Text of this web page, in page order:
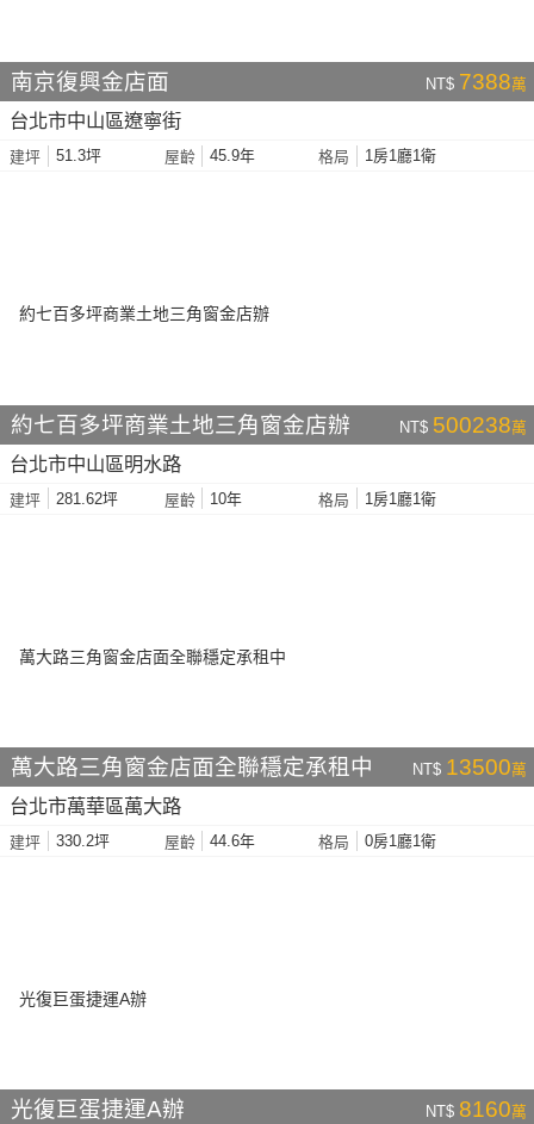
南京復興金店面 NT$ 7388萬
台北市中山區遼寧街
建坪 51.3坪 屋齡 45.9年 格局 1房1廳1衛
約七百多坪商業土地三角窗金店辦 NT$ 500238萬
台北市中山區明水路
建坪 281.62坪 屋齡 10年 格局 1房1廳1衛
萬大路三角窗金店面全聯穩定承租中 NT$ 13500萬
台北市萬華區萬大路
建坪 330.2坪 屋齡 44.6年 格局 0房1廳1衛
光復巨蛋捷運A辦 NT$ 8160萬